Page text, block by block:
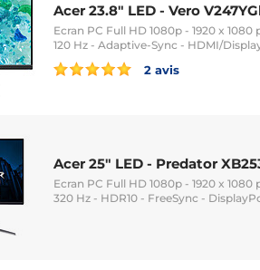
Acer 23.8" LED - Vero
Ecran PC Full HD 1080p - 1920 x
120 Hz - Adaptive-Sync - HDMI/
2 avis
Acer 25" LED - Predator
Ecran PC Full HD 1080p - 1920 x
320 Hz - HDR10 - FreeSync -